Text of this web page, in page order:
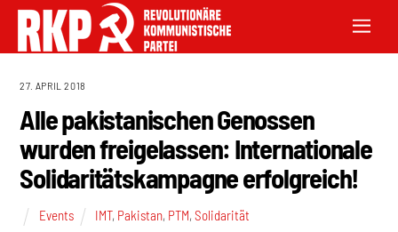
27. APRIL 2018
Alle pakistanischen Genossen
wurden freigelassen: Internationale
Solidaritätskampagne erfolgreich!
Events IMT, Pakistan, PTM,Solidarität